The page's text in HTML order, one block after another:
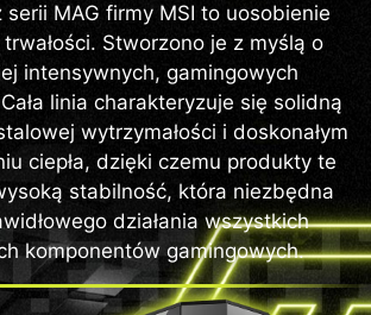
serii MAG firmy MSI to uosobienie
Stworzono je z myślą o
intensywnych, gamingowych
linia charakteryzuje się solidną
wytrzymałości i doskonałym
ciepła, dzięki czemu produkty te
stabilność, która niezbędna
działania wszystkich
komponentów gamingowych.